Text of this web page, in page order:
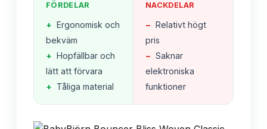
FÖRDELAR
+ Ergonomisk och
bekväm
+ Hopfällbar och
lätt att förvara
+ Tåliga material
NACKDELAR
− Relativt högt
pris
− Saknar
elektroniska
funktioner